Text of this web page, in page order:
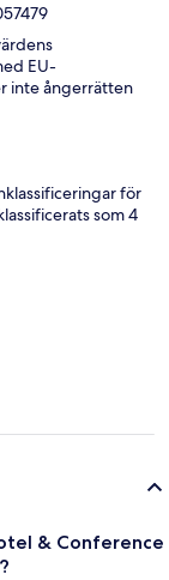
EU-
inte ångerrätten
för
som 4
& Conference